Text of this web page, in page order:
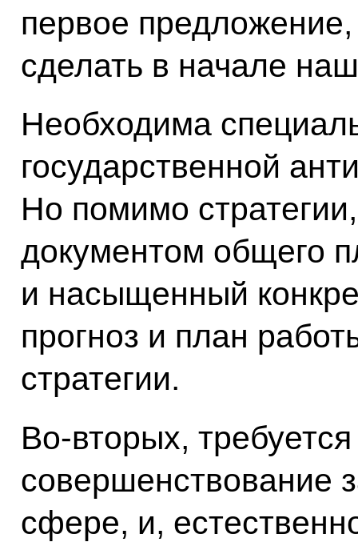
первое
сделать в начале
Необходима
государственной
Но помимо
документом общего
и насыщенный
прогноз и план
стратегии.
Во‑вторых,
совершенствование
сфере, и,